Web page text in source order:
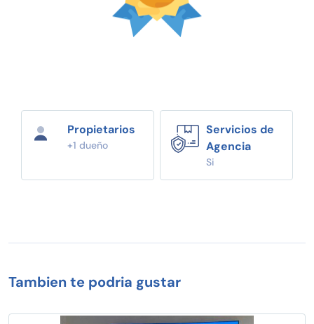
Propietarios
+1 dueño
Servicios de
Agencia
Si
Tambien te podria gustar